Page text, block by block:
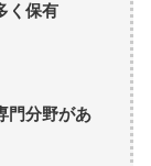
く保有
門分野があ